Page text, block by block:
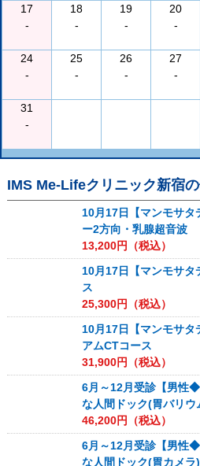
17
-
18
-
19
-
20
-
24
-
25
-
26
-
27
-
31
-
IMS Me-Lifeクリニック新宿
10月17日【マンモサタ
ー2方向・乳腺超音波
13,200円（税込）
10月17日【マンモサタ
ス
25,300円（税込）
10月17日【マンモサタ
アムCTコース
31,900円（税込）
6月～12月受診【男性
な人間ドック(胃バリウ
46,200円（税込）
6月～12月受診【男性
な人間ドック(胃カメラ)